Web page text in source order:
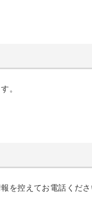
。
を控えてお電話くださ